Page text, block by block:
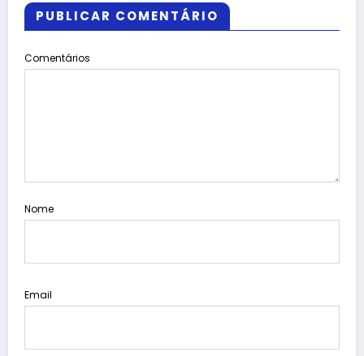
PUBLICAR COMENTÁRIO
Comentários
Nome
Email